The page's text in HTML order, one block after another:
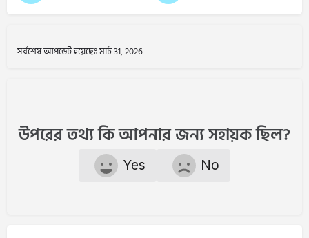
সর্বশেষ আপডেট হয়েছেঃ মার্চ 31, 2026
উপরের তথ্য কি আপনার জন্য সহায়ক ছিল?
Yes No